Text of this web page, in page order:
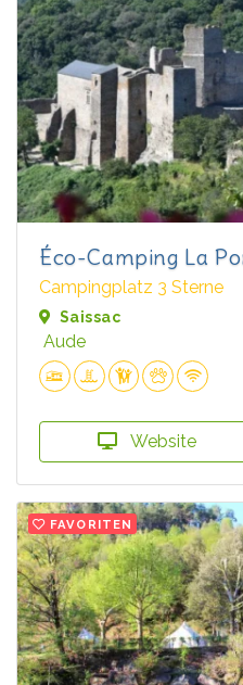
Éco-Camping La
Campingplatz 3 Sterne
Saissac
Aude
Website
FAVORITEN